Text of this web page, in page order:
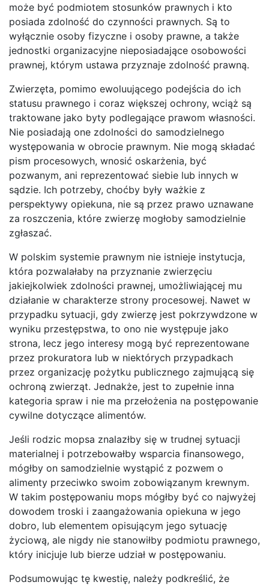
może być podmiotem stosunków prawnych i kto
posiada zdolność do czynności prawnych. Są to
wyłącznie osoby fizyczne i osoby prawne, a także
jednostki organizacyjne nieposiadające osobowości
prawnej, którym ustawa przyznaje zdolność prawną.
Zwierzęta, pomimo ewoluującego podejścia do ich
statusu prawnego i coraz większej ochrony, wciąż są
traktowane jako byty podlegające prawom własności.
Nie posiadają one zdolności do samodzielnego
występowania w obrocie prawnym. Nie mogą składać
pism procesowych, wnosić oskarżenia, być
pozwanym, ani reprezentować siebie lub innych w
sądzie. Ich potrzeby, choćby były ważkie z
perspektywy opiekuna, nie są przez prawo uznawane
za roszczenia, które zwierzę mogłoby samodzielnie
zgłaszać.
W polskim systemie prawnym nie istnieje instytucja,
która pozwalałaby na przyznanie zwierzęciu
jakiejkolwiek zdolności prawnej, umożliwiającej mu
działanie w charakterze strony procesowej. Nawet w
przypadku sytuacji, gdy zwierzę jest pokrzywdzone w
wyniku przestępstwa, to ono nie występuje jako
strona, lecz jego interesy mogą być reprezentowane
przez prokuratora lub w niektórych przypadkach
przez organizację pożytku publicznego zajmującą się
ochroną zwierząt. Jednakże, jest to zupełnie inna
kategoria spraw i nie ma przełożenia na postępowanie
cywilne dotyczące alimentów.
Jeśli rodzic mopsa znalazłby się w trudnej sytuacji
materialnej i potrzebowałby wsparcia finansowego,
mógłby on samodzielnie wystąpić z pozwem o
alimenty przeciwko swoim zobowiązanym krewnym.
W takim postępowaniu mops mógłby być co najwyżej
dowodem troski i zaangażowania opiekuna w jego
dobro, lub elementem opisującym jego sytuację
życiową, ale nigdy nie stanowiłby podmiotu prawnego,
który inicjuje lub bierze udział w postępowaniu.
Podsumowując tę kwestię, należy podkreślić, że